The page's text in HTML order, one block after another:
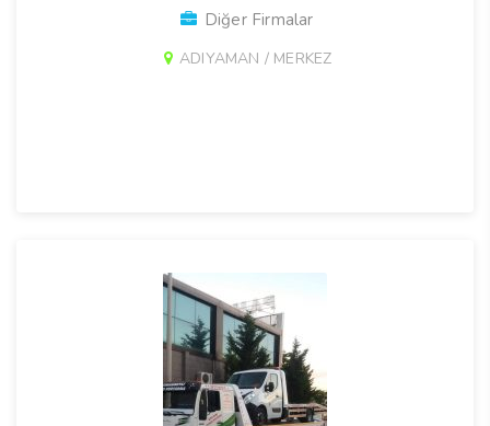
Diğer Firmalar
ADIYAMAN / MERKEZ